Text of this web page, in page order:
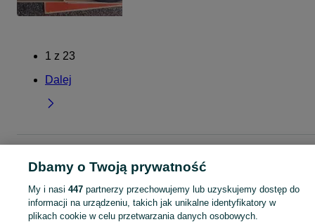
1 z 23
Dalej
Warmińsko-mazurskie
Kasety audio - Olsztyn
KATEGORIA
Dbamy o Twoją prywatność
My i nasi 447partnerzy przechowujemy lub uzyskujemy dostęp do
informacji na urządzeniu, takich jak unikalne identyfikatory w
plikach cookie w celu przetwarzania danych osobowych.